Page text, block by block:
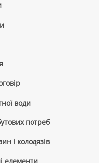
води
потреб
і колодязів
елементи